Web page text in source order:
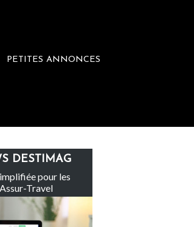
PETITES ANNONCES
Claire rachète Eden Tour
DESTIMAG
pour les
Travel